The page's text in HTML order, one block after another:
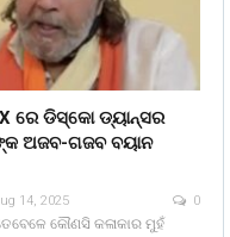
ଡିସ୍କୋ ଡ୍ୟାନ୍ସର
ଅଜବ-ଗଜବ ବୟାନ
14, 2025 0
କୌଣସି କଳାକାର ମୁହଁ